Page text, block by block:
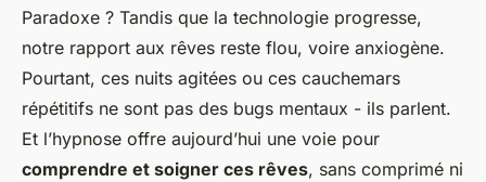
Paradoxe ? Tandis que la technologie progresse,
notre rapport aux rêves reste flou, voire anxiogène.
Pourtant, ces nuits agitées ou ces cauchemars
répétitifs ne sont pas des bugs mentaux - ils parlent.
Et l’hypnose offre aujourd’hui une voie pour
comprendre et soigner ces rêves, sans comprimé ni